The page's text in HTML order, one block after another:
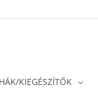
KIEGÉSZÍTŐK